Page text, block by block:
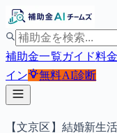
補助金一覧ガイド料
イン
無料AI診断
【文京区】結婚新生